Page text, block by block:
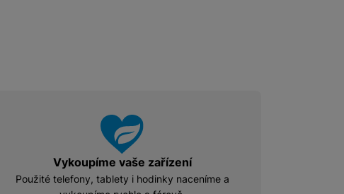
Vykoupíme vaše zařízení
Použité telefony, tablety i hodinky naceníme a